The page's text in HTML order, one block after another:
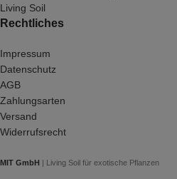
Living Soil
Rechtliches
Impressum
Datenschutz
AGB
Zahlungsarten
Versand
Widerrufsrecht
MIT GmbH | Living Soil für exotische Pflanzen